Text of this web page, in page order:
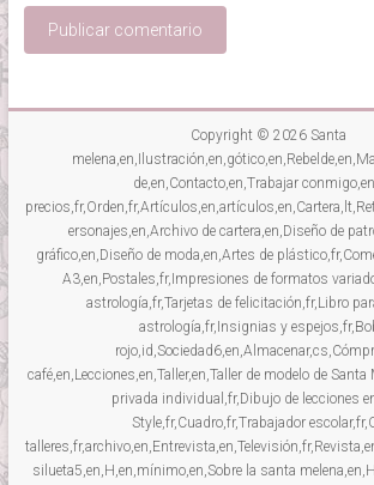
Copyright © 2026 Santa
de,en,Contacto,en,Trabajar
ersonajes,en,Archivo de cartera,en,Diseño de
gráfico,en,Diseño de moda,en,Artes de
A3,en,Postales,fr,Impresiones de formatos
astrología,fr,Tarjetas de felicitación,fr,Libro
astrología,fr,Insignias y
café,en,Lecciones,en,Taller,en,Taller de modelo de
privada individual,fr,Dibujo de lecciones
Style,fr,Cuadro,fr,Trabajador
silueta5,en,H,en,mínimo,en,Sobre la santa